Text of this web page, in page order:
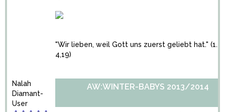
"Wir lieben, weil Gott uns zuerst geliebt hat." (1.
4,19)
Nalah
Diamant-
User
AW:WINTER-BABYS 2013/2014